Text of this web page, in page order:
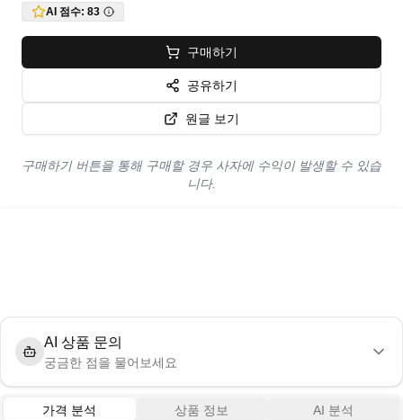
AI 점수: 83
구매하기
공유하기
원글 보기
구매하기 버튼을 통해 구매할 경우 사자에 수익이 발생할 수 있습
니다.
AI 상품 문의
궁금한 점을 물어보세요
가격 분석 상품 정보 AI 분석